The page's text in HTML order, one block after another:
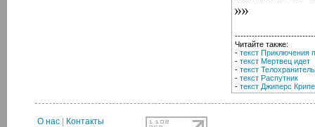
Читайте также:
- текст Приключения
- текст Мертвец идет
- текст Телохранитель
- текст Распутник
- текст Джиперс
О нас
Контакты